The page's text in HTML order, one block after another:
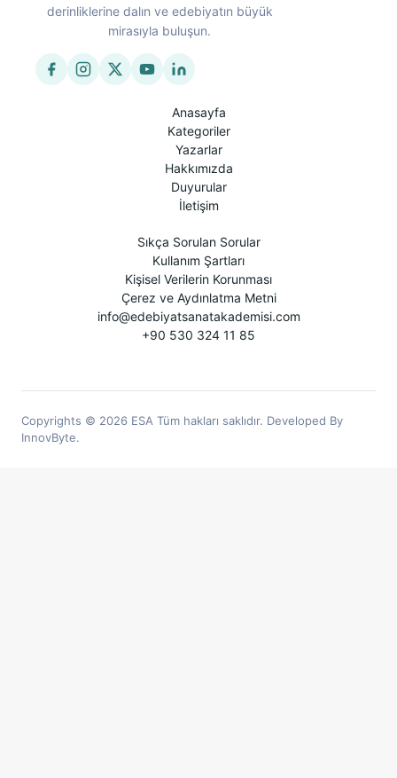
derinliklerine dalın ve edebiyatın büyük
mirasıyla buluşun.
Anasayfa
Kategoriler
Yazarlar
Hakkımızda
Duyurular
İletişim
Sıkça Sorulan Sorular
Kullanım Şartları
Kişisel Verilerin Korunması
Çerez ve Aydınlatma Metni
info@edebiyatsanatakademisi.com
+90 530 324 11 85
Copyrights © 2026 ESA Tüm hakları saklıdır. Developed By
InnovByte.